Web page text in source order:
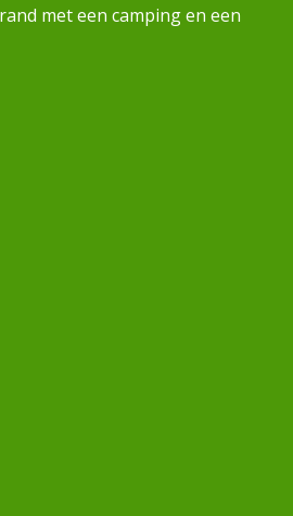
met een camping en een